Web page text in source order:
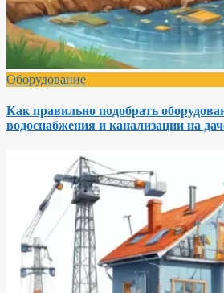
Оборудование
Как правильно подобрать
водоснабжения и канализации на